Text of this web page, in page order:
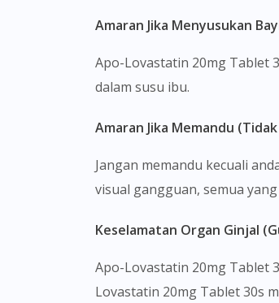
Amaran Jika Menyusukan
Apo-Lovastatin 20mg Tablet
dalam susu ibu.
Amaran Jika Memandu
Jangan memandu kecuali
visual gangguan, semua
Keselamatan Organ Ginjal
Apo-Lovastatin 20mg Tablet
Lovastatin 20mg Tablet 30s